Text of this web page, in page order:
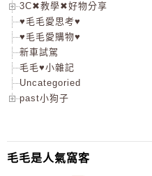
3C✖教學✖好物分享
♥毛毛愛思考♥
♥毛毛愛購物♥
新車試駕
毛毛♥小雜記
Uncategoried
past小狗子
毛毛是人氣窩客